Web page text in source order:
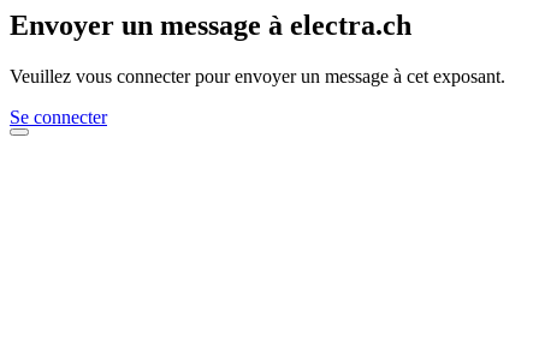
Envoyer un message à electra.ch
Veuillez vous connecter pour envoyer un message à cet exposant.
Se connecter